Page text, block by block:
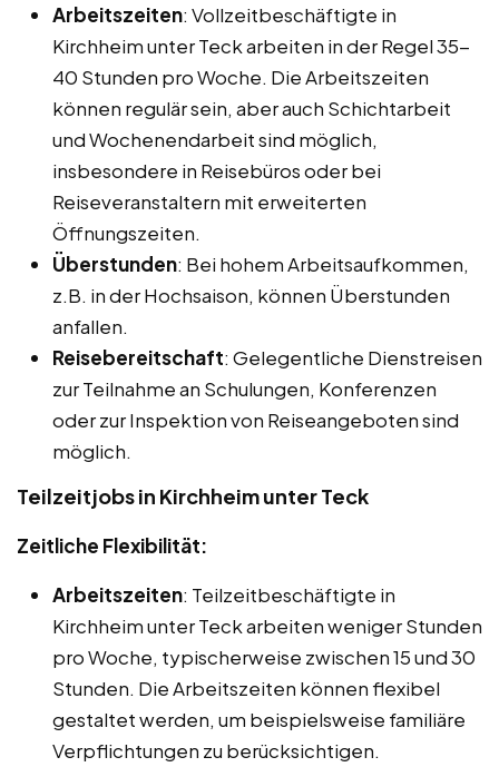
Arbeitszeiten: Vollzeitbeschäftigte in
Kirchheim unter Teck arbeiten in der Regel 35-
40 Stunden pro Woche. Die Arbeitszeiten
können regulär sein, aber auch Schichtarbeit
und Wochenendarbeit sind möglich,
insbesondere in Reisebüros oder bei
Reiseveranstaltern mit erweiterten
Öffnungszeiten.
Überstunden: Bei hohem Arbeitsaufkommen,
z.B. in der Hochsaison, können Überstunden
anfallen.
Reisebereitschaft: Gelegentliche Dienstreisen
zur Teilnahme an Schulungen, Konferenzen
oder zur Inspektion von Reiseangeboten sind
möglich.
Teilzeitjobs in Kirchheim unter Teck
Zeitliche Flexibilität:
Arbeitszeiten: Teilzeitbeschäftigte in
Kirchheim unter Teck arbeiten weniger Stunden
pro Woche, typischerweise zwischen 15 und 30
Stunden. Die Arbeitszeiten können flexibel
gestaltet werden, um beispielsweise familiäre
Verpflichtungen zu berücksichtigen.